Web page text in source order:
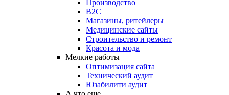
Производство
B2C
Магазины, ритейлеры
Медицинские сайты
Строительство и ремонт
Красота и мода
Мелкие работы
Оптимизация сайта
Технический аудит
Юзабилити аудит